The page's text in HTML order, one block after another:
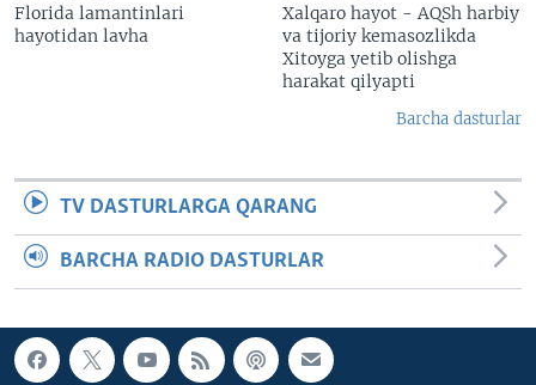
Florida lamantinlari
hayotidan lavha
Xalqaro hayot - AQSh harbiy
va tijoriy kemasozlikda
Xitoyga yetib olishga
harakat qilyapti
Barcha dasturlar
TV DASTURLARGA QARANG
BARCHA RADIO DASTURLAR